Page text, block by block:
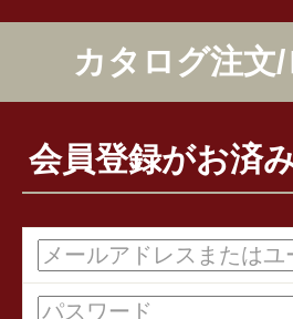
カタログ注文
会員登録がお済